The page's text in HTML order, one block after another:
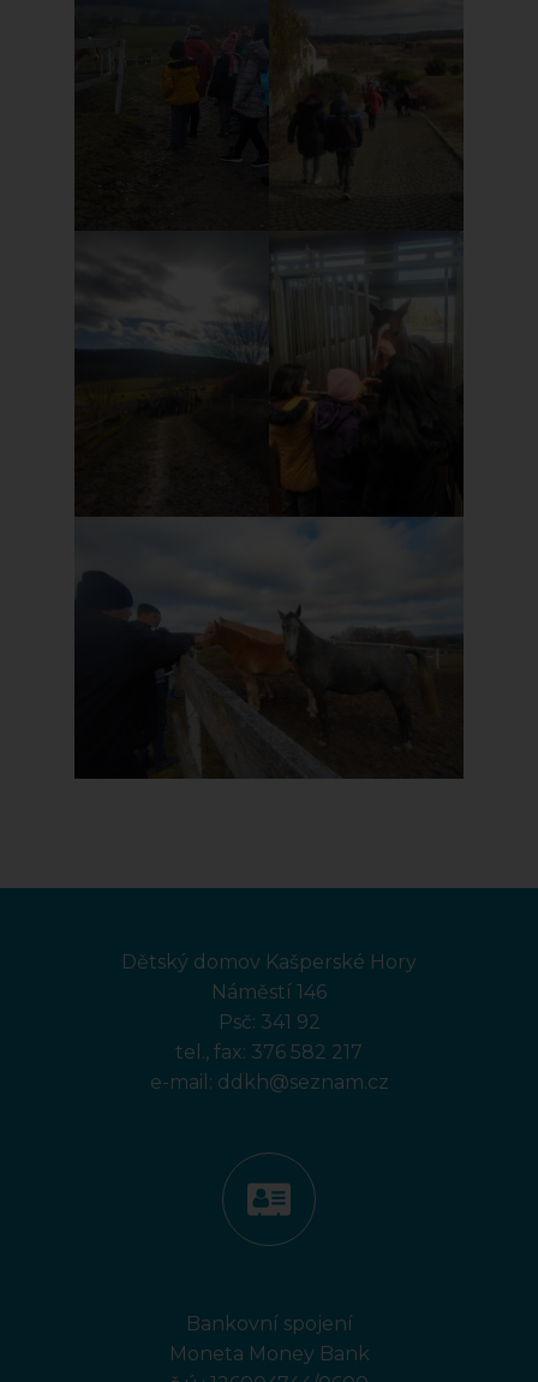
Dětský domov Kašperské Hory
Náměstí 146
Psč: 341 92
tel., fax: 376 582 217
e-mail: ddkh@seznam.cz
Bankovní spojení
Moneta Money Bank